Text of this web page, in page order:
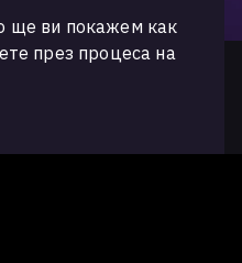
ще ви покажем как
през процеса на